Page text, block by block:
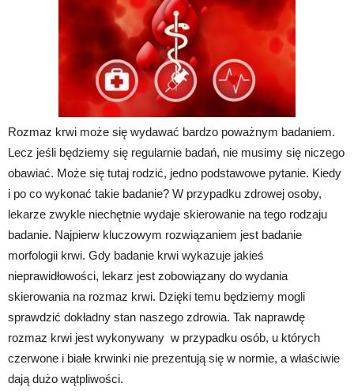
Rozmaz krwi może się wydawać bardzo poważnym badaniem.
Lecz jeśli będziemy się regularnie badań, nie musimy się niczego
obawiać. Może się tutaj rodzić, jedno podstawowe pytanie. Kiedy
i po co wykonać takie badanie? W przypadku zdrowej osoby,
lekarze zwykle niechętnie wydaje skierowanie na tego rodzaju
badanie. Najpierw kluczowym rozwiązaniem jest badanie
morfologii krwi. Gdy badanie krwi wykazuje jakieś
nieprawidłowości, lekarz jest zobowiązany do wydania
skierowania na rozmaz krwi. Dzięki temu będziemy mogli
sprawdzić dokładny stan naszego zdrowia. Tak naprawdę
rozmaz krwi jest wykonywany w przypadku osób, u których
czerwone i białe krwinki nie prezentują się w normie, a właściwie
dają dużo wątpliwości.